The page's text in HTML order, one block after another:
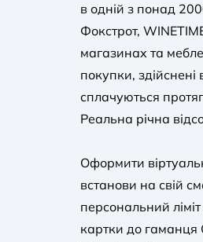
в одній з понад
Фокстрот,
магазинах та
покупки, здійснені
сплачуються
Реальна річна
Оформити
встанови на свій
персональний
картки до гаманця